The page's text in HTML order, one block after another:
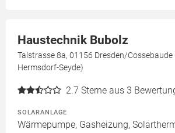
Haustechnik Bubolz
Talstrasse 8a, 01156 Dresden/
Hermsdorf-Seyde)
2.7 Sterne aus 3
SOLARANLAGE
Wärmepumpe, Gasheizung,